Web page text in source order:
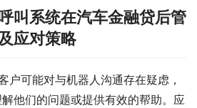
叫系统在汽车金融贷后管
应对策略
户可能对与机器人沟通存在疑虑，
他们的问题或提供有效的帮助。应